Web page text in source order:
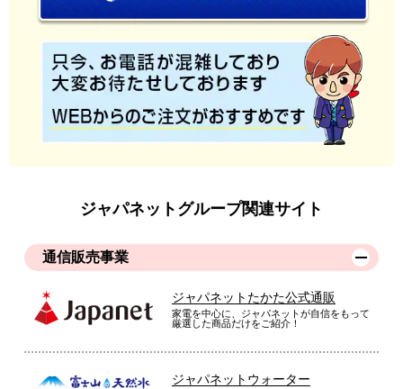
ジャパネットグループ関連サイト
通信販売事業
ジャパネットたかた公式通販
家電を中心に、ジャパネットが自信をもって
厳選した商品だけをご紹介！
ジャパネットウォーター